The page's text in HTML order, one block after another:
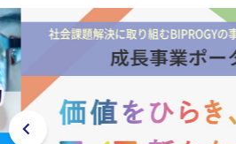
タン